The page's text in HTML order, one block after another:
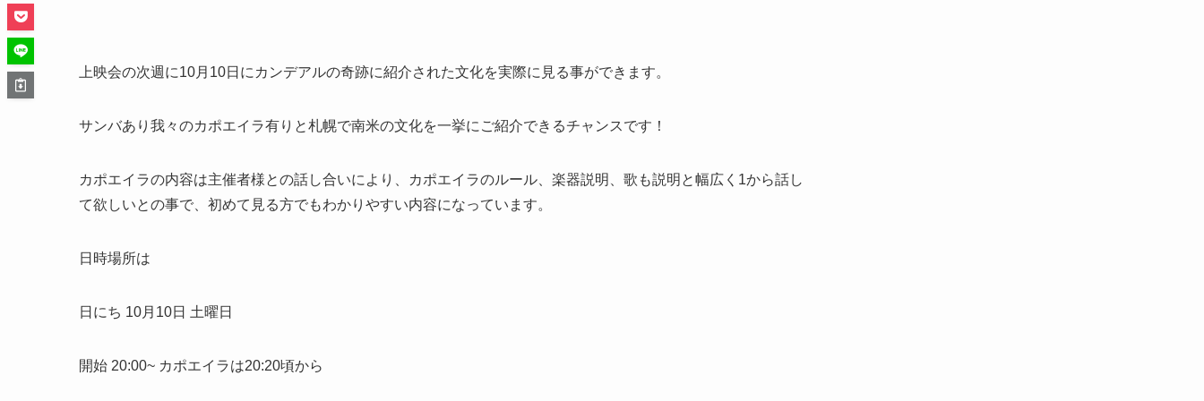
上映会の次週に10月10日にカンデアルの奇跡に紹介された文化を実際に見る事ができます。
サンバあり我々のカポエイラ有りと札幌で南米の文化を一挙にご紹介できるチャンスです！
カポエイラの内容は主催者様との話し合いにより、カポエイラのルール、楽器説明、歌も説明と幅広く1から話し
て欲しいとの事で、初めて見る方でもわかりやすい内容になっています。
日時場所は
日にち 10月10日 土曜日
開始 20:00~ カポエイラは20:20頃から